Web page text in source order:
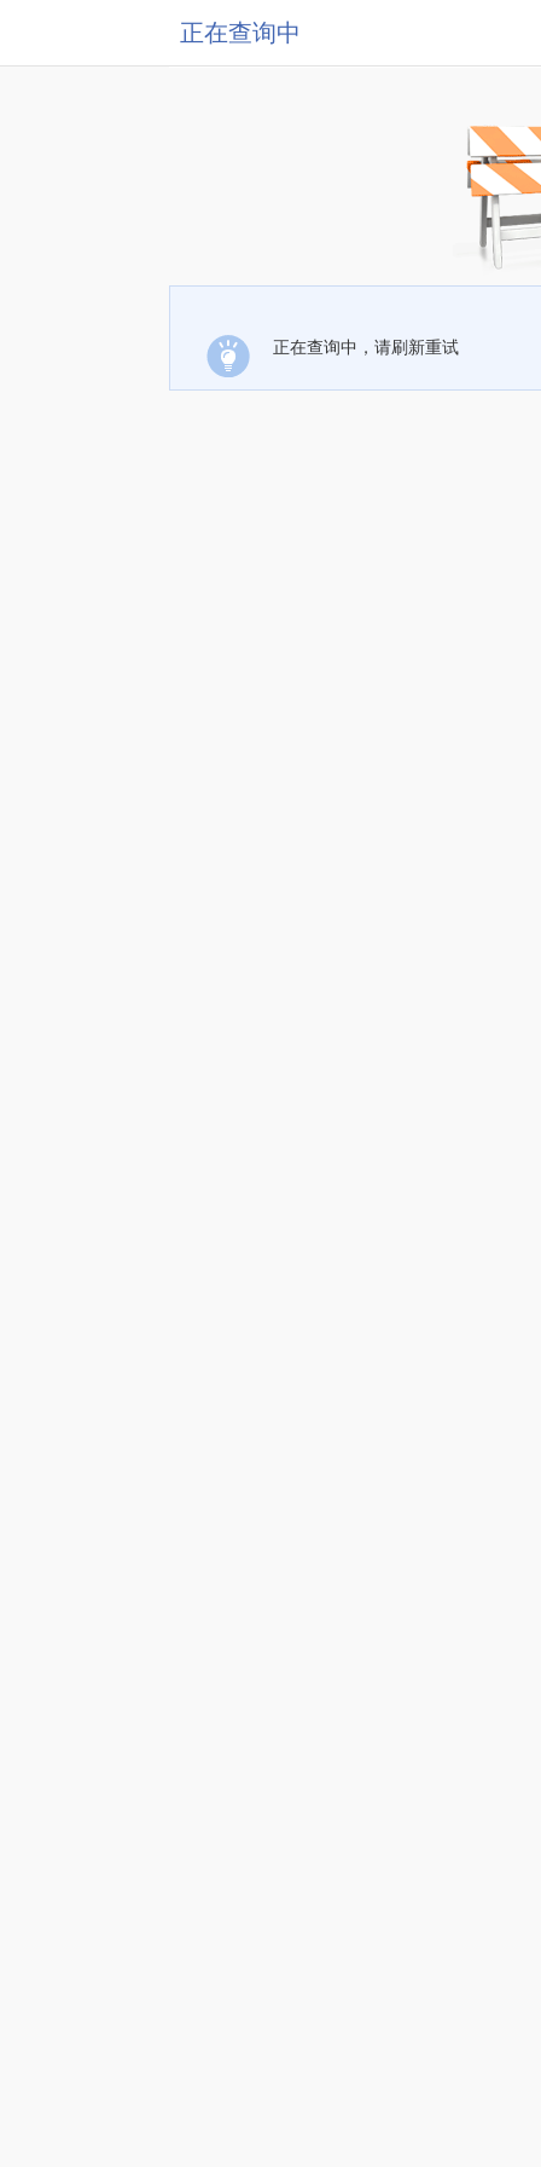
正在查询中
正在查询中，请刷新重试